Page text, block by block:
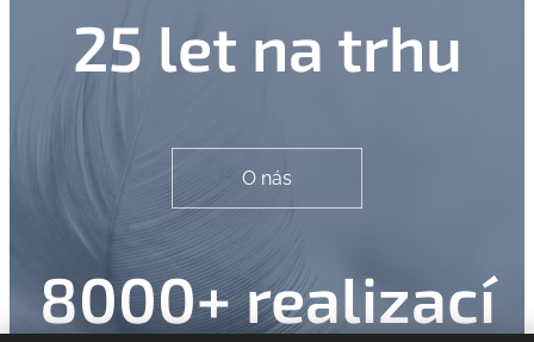
25 let na trhu
O nás
8000+ realizací